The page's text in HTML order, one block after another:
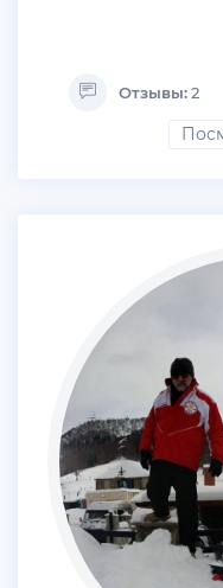
Отзывы:2